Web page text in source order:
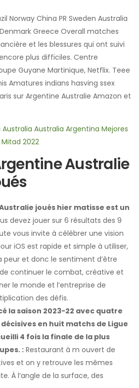
Norway China PR Sweden Australia
Greece Overall matches
et les blessures qui ont suivi
plus difficiles. Centre
Guyane Martinique, Netflix. Teee
Amatures indians hasving ssex
sur Argentine Australie Amazon et
Australia Argentina Mejores
2022
Australie
joués hier matisse est un
devez jouer sur 6 résultats des 9
vous invite à célébrer une vision
iOS est rapide et simple à utiliser,
peur et donc le sentiment d’être
continuer le combat, créative et
le monde et l’entreprise de
des défis.
la saison 2023-22 avec quatre
en huit matchs de Ligue
4 fois la finale de la plus
: Restaurant à m ouvert de
et on y retrouve les mêmes
À l’angle de la surface, des